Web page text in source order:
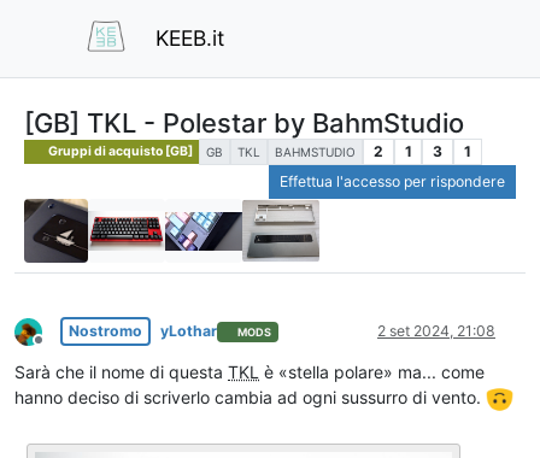
KEEB.it
[GB] TKL - Polestar by BahmStudio
Gruppi di acquisto [GB] GB TKL BAHMSTUDIO 2 1 3
1
Effettua l'accesso per rispondere
Non in linea
Nostromo yLothar MODS 2 set 2024, 21:08
Sarà che il nome di questa TKL è «stella polare» ma... come
hanno deciso di scriverlo cambia ad ogni sussurro di vento.